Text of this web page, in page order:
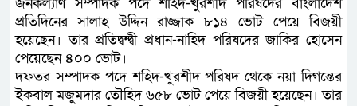
জনকল্যাণ সম্পাদক পদে শহিদ-খুরশীদ পরিষদের বাংলাদেশ
প্রতিদিনের সালাহ উদ্দিন রাজ্জাক ৮১৪ ভোট পেয়ে বিজয়ী
হয়েছেন। তার প্রতিদ্বন্দ্বী প্রধান-নাহিদ পরিষদের জাকির হোসেন
পেয়েছেন ৪০০ ভোট।
দফতর সম্পাদক পদে শহিদ-খুরশীদ পরিষদ থেকে নয়া দিগন্তের
ইকবাল মজুমদার তৌহিদ ৬৫৮ ভোট পেয়ে বিজয়ী হয়েছেন। তার